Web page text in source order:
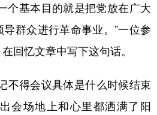
基本目的就是把党放在广大
群众进行革命事业。”一位参
回忆文章中写下这句话。
得会议具体是什么时候结束
会场地上和心里都洒满了阳